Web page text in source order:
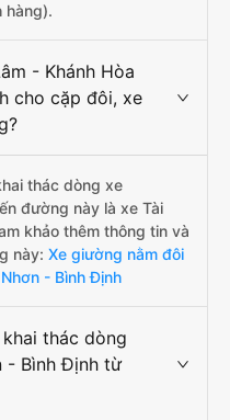
hàng).
- Khánh Hòa
cho cặp đôi, xe
thác dòng xe
đường này là xe Tài
khảo thêm thông tin và
này: Xe giường nằm đôi
- Bình Định
thác dòng
- Bình Định từ